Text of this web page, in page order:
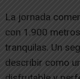
La jornada
con 1.900
tranquilas. Un
describir como